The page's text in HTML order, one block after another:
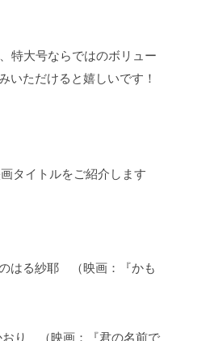
特大号ならではのボリュー
いただけると嬉しいです！
タイトルをご紹介します
はる紗耶 （映画：『かも
おり （映画：『君の名前で